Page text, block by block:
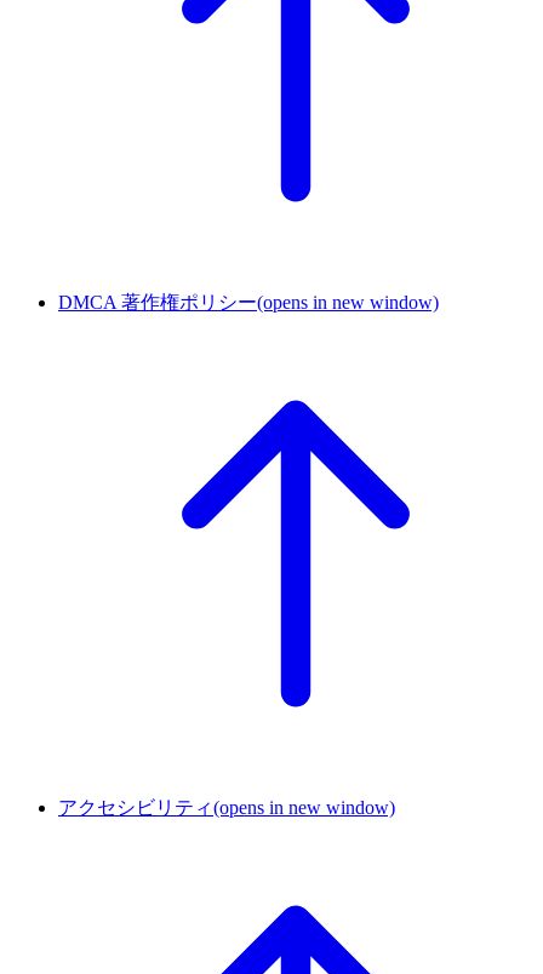
DMCA 著作権ポリシー(opens in new window)
アクセシビリティ(opens in new window)